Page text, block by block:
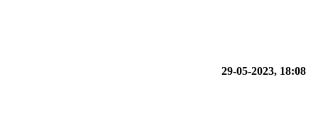
29-05-2023, 18:08